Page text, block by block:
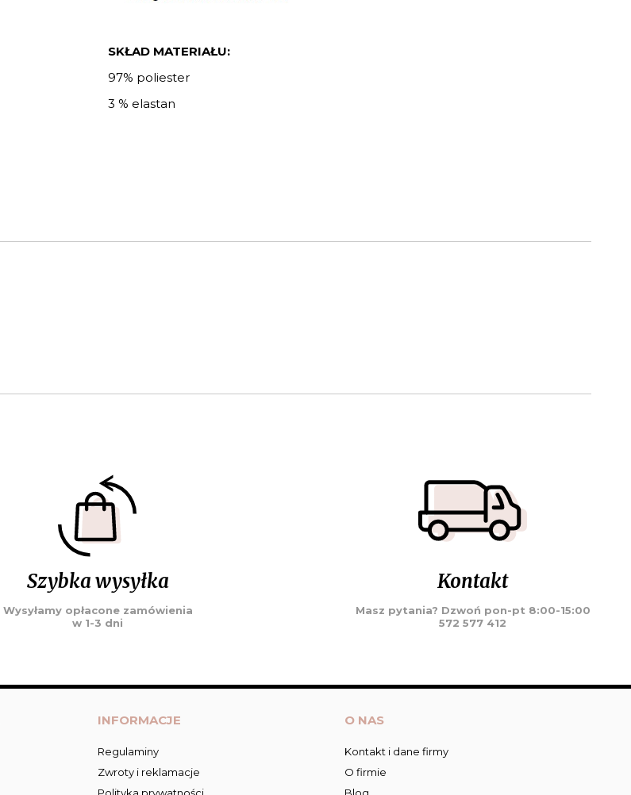
SKŁAD MATERIAŁU:
97% poliester
3 % elastan
Szybka wysyłka
Wysyłamy opłacone zamówienia
w 1-3 dni
Kontakt
Masz pytania? Dzwoń pon-pt 8:00-15:00
572 577 412
INFORMACJE
Regulaminy
Zwroty i reklamacje
Polityka prywatności
O NAS
Kontakt i dane firmy
O firmie
Blog